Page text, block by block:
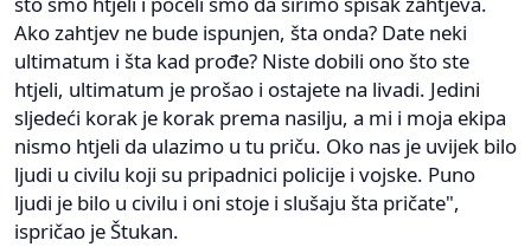
Ako zahtjev ne bude ispunjen, šta onda? Date neki
ultimatum i šta kad prođe? Niste dobili ono što ste
htjeli, ultimatum je prošao i ostajete na livadi. Jedini
sljedeći korak je korak prema nasilju, a mi i moja ekipa
nismo htjeli da ulazimo u tu priču. Oko nas je uvijek bilo
ljudi u civilu koji su pripadnici policije i vojske. Puno
ljudi je bilo u civilu i oni stoje i slušaju šta pričate",
ispričao je Štukan.